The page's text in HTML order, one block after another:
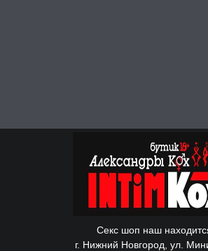
Секс шоп наш
г. Нижний Новгород, ул.